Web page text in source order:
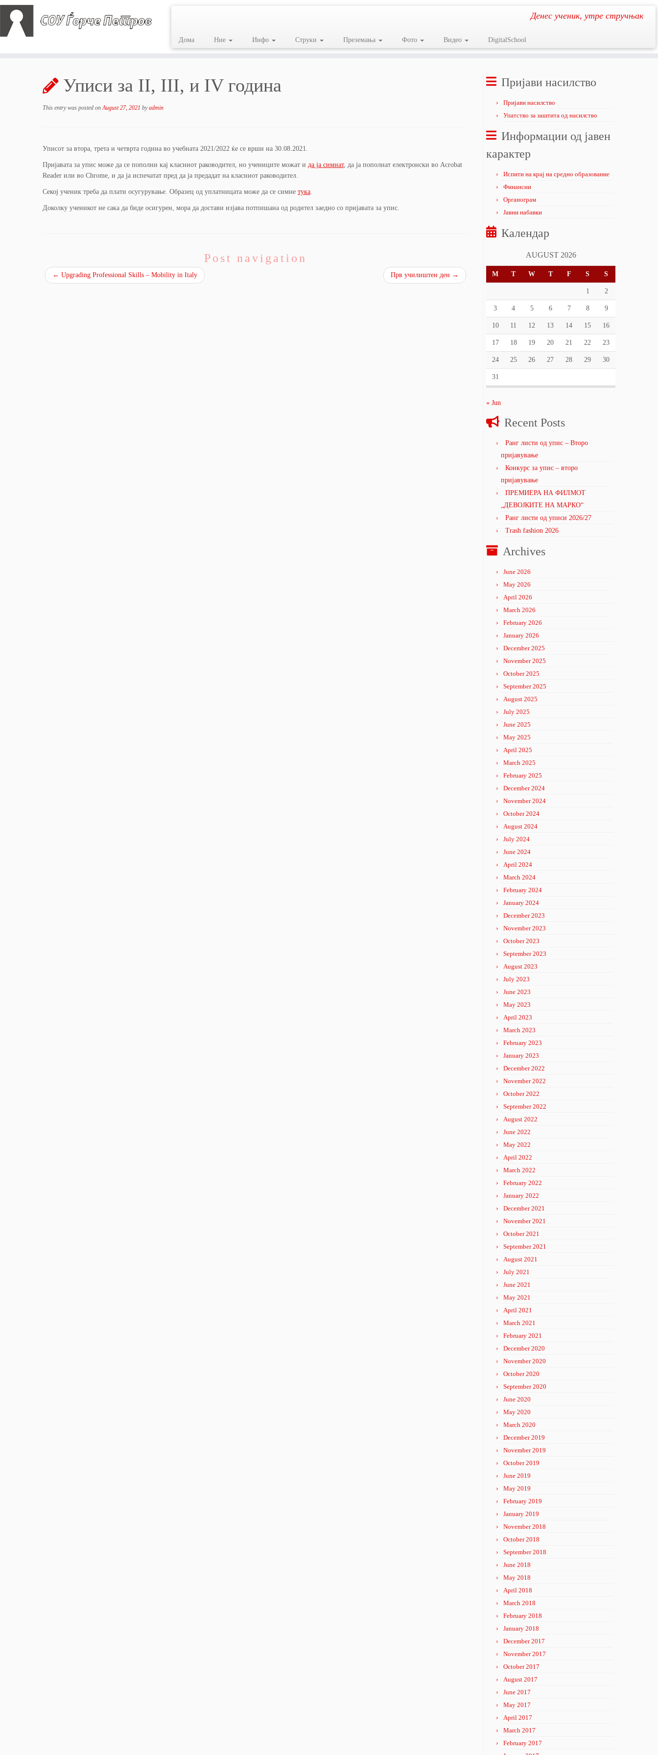
Денес ученик, утре стручњак
Дома Ние Инфо Струки Преземања Фото Видео DigitalSchool
Уписи за II, III, и IV година
This entry was posted onAugust 27, 2021 byadmin
Уписот за втора, трета и четврта година во учебната 2021/2022 ќе се врши на 30.08.2021.
Пријавата за упис може да се пополни кај класниот раководител, но учениците можат и да ја симнат, да ја пополнат електронски во Acrobat
Reader или во Chrome, и да ја испечатат пред да ја предадат на класниот раководител.
Секој ученик треба да плати осугурување. Образец од уплатницата може да се симне тука.
Доколку ученикот не сака да биде осигурен, мора да достави изјава потпишана од родител заедно со пријавата за упис.
Post navigation
← Upgrading Professional Skills – Mobility in Italy Прв училиштен ден →
Пријави насилство
Пријави насилство
Упатство за заштита од насилство
Информации од јавен
карактер
Испити на крај на средно образование
Финансии
Органограм
Јавни набавки
Календар
AUGUST 2026
M T W T F S S
1 2
3 4 5 6 7 8 9
10 11 12 13 14 15 16
17 18 19 20 21 22 23
24 25 26 27 28 29 30
31
« Jun
Recent Posts
Ранг листи од упис – Второ
пријавување
Конкурс за упис – второ
пријавување
ПРЕМИЕРА НА ФИЛМОТ
„ДЕВОЈКИТЕ НА МАРКО“
Ранг листи од уписи 2026/27
Trash fashion 2026
Archives
June 2026
May 2026
April 2026
March 2026
February 2026
January 2026
December 2025
November 2025
October 2025
September 2025
August 2025
July 2025
June 2025
May 2025
April 2025
March 2025
February 2025
December 2024
November 2024
October 2024
August 2024
July 2024
June 2024
April 2024
March 2024
February 2024
January 2024
December 2023
November 2023
October 2023
September 2023
August 2023
July 2023
June 2023
May 2023
April 2023
March 2023
February 2023
January 2023
December 2022
November 2022
October 2022
September 2022
August 2022
June 2022
May 2022
April 2022
March 2022
February 2022
January 2022
December 2021
November 2021
October 2021
September 2021
August 2021
July 2021
June 2021
May 2021
April 2021
March 2021
February 2021
December 2020
November 2020
October 2020
September 2020
June 2020
May 2020
March 2020
December 2019
November 2019
October 2019
June 2019
May 2019
February 2019
January 2019
November 2018
October 2018
September 2018
June 2018
May 2018
April 2018
March 2018
February 2018
January 2018
December 2017
November 2017
October 2017
August 2017
June 2017
May 2017
April 2017
March 2017
February 2017